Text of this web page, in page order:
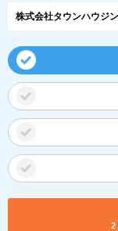
株式会社タウンハウジ
2